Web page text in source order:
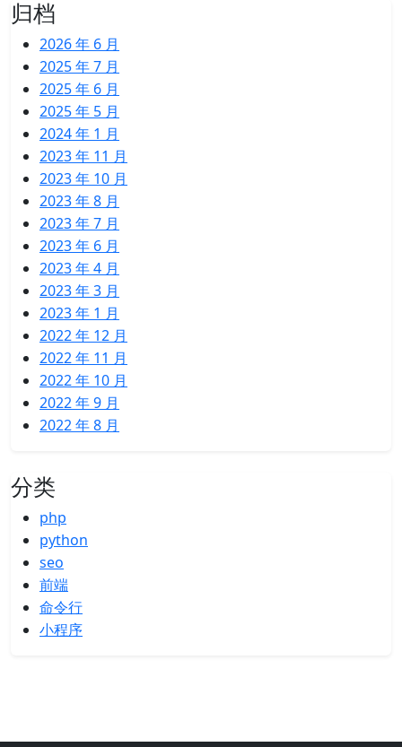
归档
2026 年 6 月
2025 年 7 月
2025 年 6 月
2025 年 5 月
2024 年 1 月
2023 年 11 月
2023 年 10 月
2023 年 8 月
2023 年 7 月
2023 年 6 月
2023 年 4 月
2023 年 3 月
2023 年 1 月
2022 年 12 月
2022 年 11 月
2022 年 10 月
2022 年 9 月
2022 年 8 月
分类
php
python
seo
前端
命令行
小程序